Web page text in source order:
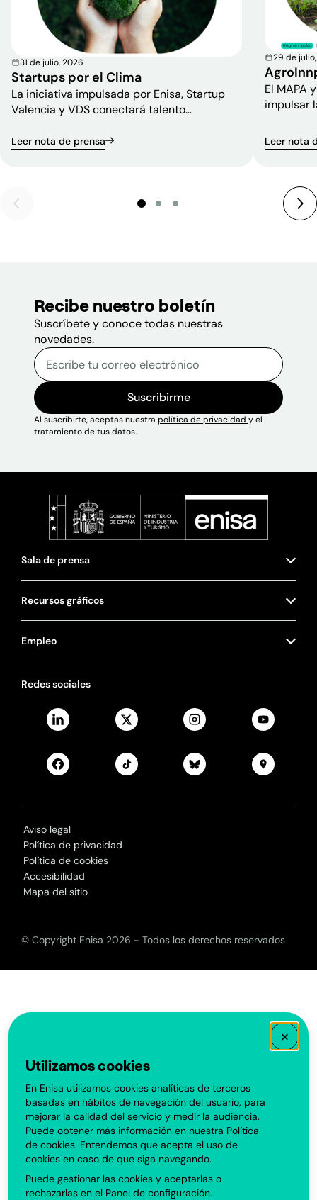
31 de julio, 2026
Startups por el Clima
La iniciativa impulsada por Enisa, Startup
Valencia y VDS conectará talento
instituciones para transformar los grandes
Leer nota de prensa
29 de
El MAPA
impulsar
Leer nota
Recibe nuestro boletín
Suscríbete y conoce todas nuestras
novedades.
Sitio web
Escribe tu correo
Suscribirme
Al suscribirte, aceptas nuestra política de privacidad y el
tratamiento de tus datos.
×
Utilizamos cookies
En Enisa utilizamos cookies analíticas de terceros
basadas en hábitos de navegación del usuario, para
mejorar la calidad del servicio y medir la audiencia.
Puede obtener más información en nuestra Política
de cookies. Entendemos que acepta el uso de
cookies en caso de que siga navegando.
Puede gestionar las cookies y aceptarlas o
rechazarlas en el Panel de configuración.
Sala de prensa
Recursos gráficos
Empleo
Redes sociales
Aviso legal
Política de privacidad
Política de cookies
Accesibilidad
Mapa del sitio
© Copyright Enisa 2026 - Todos los derechos reservados